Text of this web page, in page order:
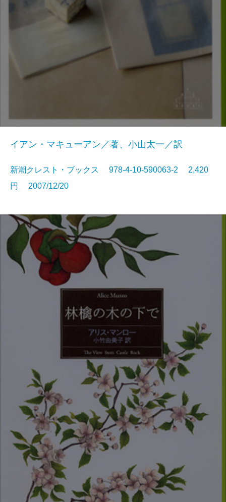
イアン・マキューアン／著、小山太一／訳
新潮クレスト・ブックス 978-4-10-590063-2 2,420
円 2007/12/20